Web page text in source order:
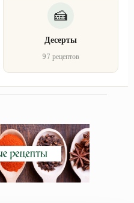
Десерты
97 рецептов